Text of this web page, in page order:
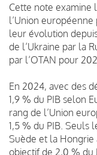
Cette note examine
l’Union
leur évolution
de l’Ukraine par la
par l’OTAN pour
En 2024, avec des
1,9 % du PIB selon
rang de l’Union
1,5 % du PIB. Seuls
Suède et la Hongrie
objectif de 2,0 % du